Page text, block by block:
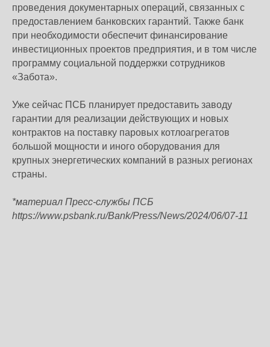
проведения документарных операций, связанных с
предоставлением банковских гарантий. Также банк
при необходимости обеспечит финансирование
инвестиционных проектов предприятия, и в том числе
программу социальной поддержки сотрудников
«Забота».
Уже сейчас ПСБ планирует предоставить заводу
гарантии для реализации действующих и новых
контрактов на поставку паровых котлоагрегатов
большой мощности и иного оборудования для
крупных энергетических компаний в разных регионах
страны.
*материал Пресс-службы ПСБ
https://www.psbank.ru/Bank/Press/News/2024/06/07-11